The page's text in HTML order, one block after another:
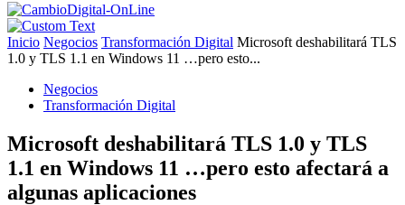
Inicio Negocios Transformación Digital Microsoft deshabilitará TLS
1.0 y TLS 1.1 en Windows 11 …pero esto...
Negocios
Transformación Digital
Microsoft deshabilitará TLS 1.0 y TLS
1.1 en Windows 11 …pero esto afectará a
algunas aplicaciones